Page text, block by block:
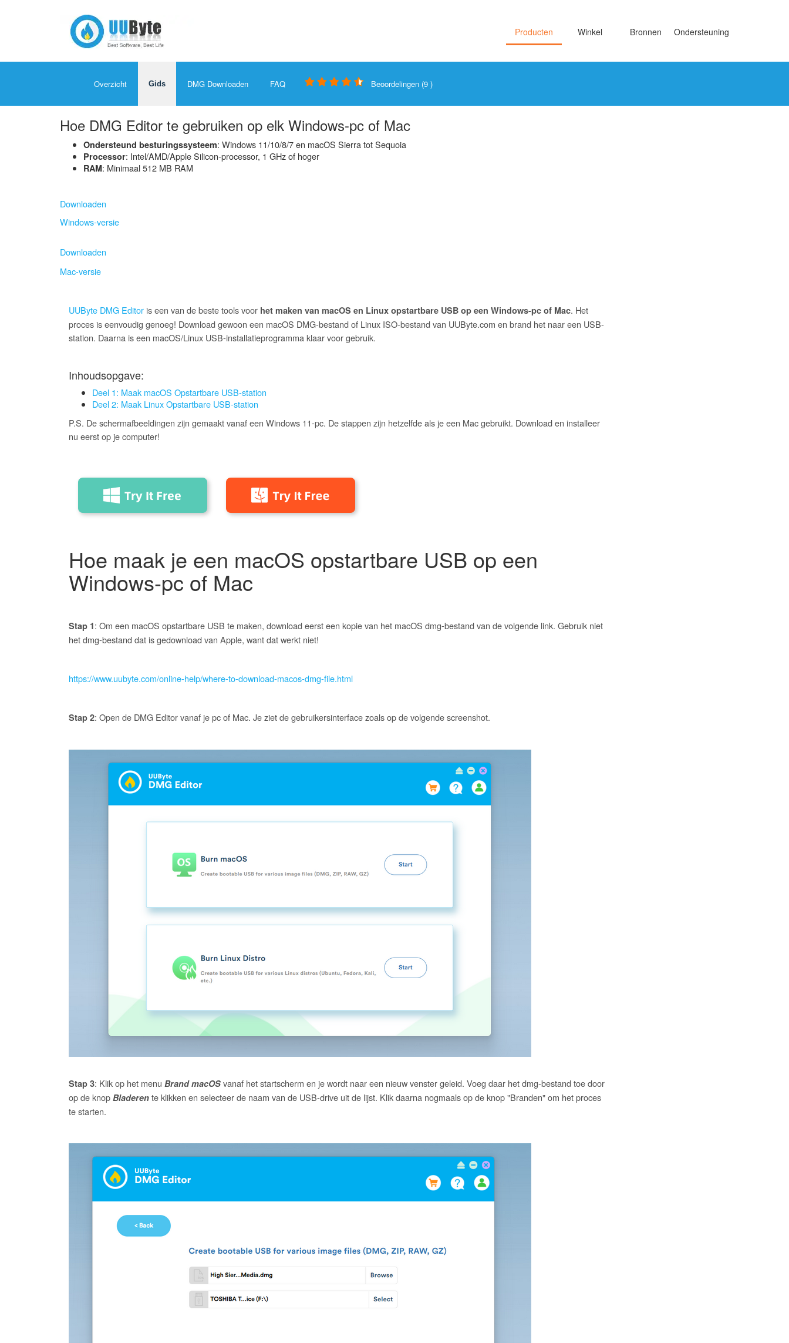
Producten Winkel Bronnen Ondersteuning
Overzicht Gids DMG Downloaden FAQ Beoordelingen (9 )
Hoe DMG Editor te gebruiken op elk Windows-pc of Mac
Ondersteund besturingssysteem: Windows 11/10/8/7 en macOS Sierra tot Sequoia
Processor: Intel/AMD/Apple Silicon-processor, 1 GHz of hoger
RAM: Minimaal 512 MB RAM
Downloaden
Windows-versie
Downloaden
Mac-versie
UUByte DMG Editoris een van de beste tools voor het maken van macOS en Linux opstartbare USB op een Windows-pc of Mac. Het
proces is eenvoudig genoeg! Download gewoon een macOS DMG-bestand of Linux ISO-bestand van UUByte.com en brand het naar een USB-
station. Daarna is een macOS/Linux USB-installatieprogramma klaar voor gebruik.
Inhoudsopgave:
Deel 1: Maak macOS Opstartbare USB-station
Deel 2: Maak Linux Opstartbare USB-station
P.S. De schermafbeeldingen zijn gemaakt vanaf een Windows 11-pc. De stappen zijn hetzelfde als je een Mac gebruikt. Download en installeer
nu eerst op je computer!
Hoe maak je een macOS opstartbare USB op een
Windows-pc of Mac
Stap 1: Om een macOS opstartbare USB te maken, download eerst een kopie van het macOS dmg-bestand van de volgende link. Gebruik niet
het dmg-bestand dat is gedownload van Apple, want dat werkt niet!
https://www.uubyte.com/online-help/where-to-download-macos-dmg-file.html
Stap 2: Open de DMG Editor vanaf je pc of Mac. Je ziet de gebruikersinterface zoals op de volgende screenshot.
Stap 3: Klik op het menu Brand macOS vanaf het startscherm en je wordt naar een nieuw venster geleid. Voeg daar het dmg-bestand toe door
op de knop Bladeren te klikken en selecteer de naam van de USB-drive uit de lijst. Klik daarna nogmaals op de knop "Branden" om het proces
te starten.